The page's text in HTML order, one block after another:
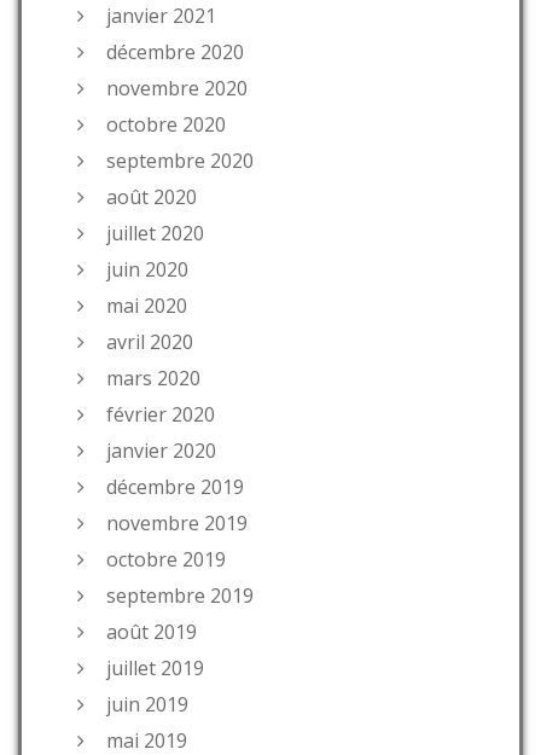
janvier 2021
décembre 2020
novembre 2020
octobre 2020
septembre 2020
août 2020
juillet 2020
juin 2020
mai 2020
avril 2020
mars 2020
février 2020
janvier 2020
décembre 2019
novembre 2019
octobre 2019
septembre 2019
août 2019
juillet 2019
juin 2019
mai 2019